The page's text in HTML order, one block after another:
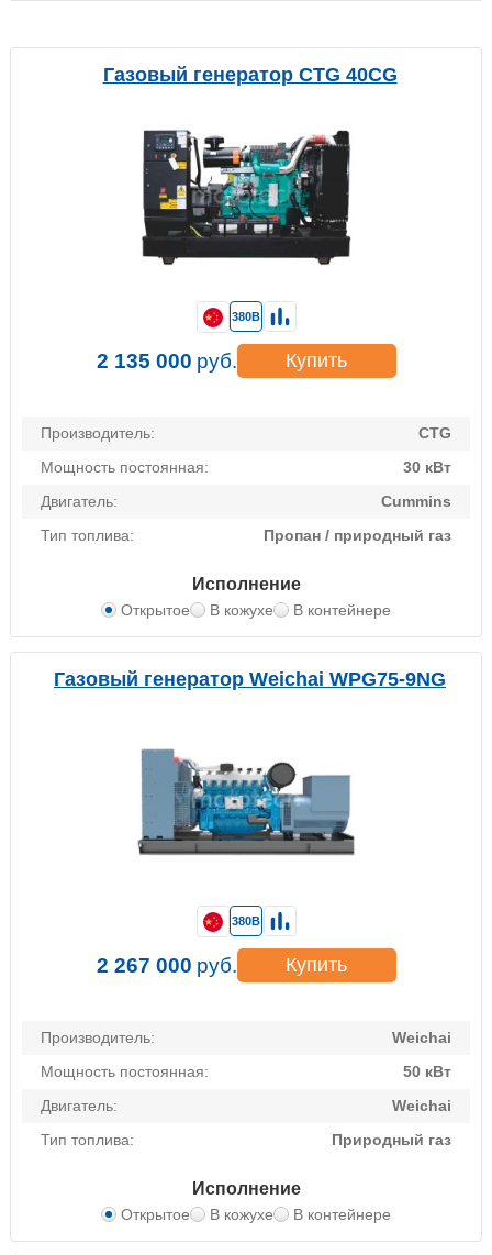
Газовый генератор CTG 40CG
Производитель:
CTG
Мощность постоянная:
30 кВт
Двигатель:
Cummins
Тип топлива:
Пропан / природный газ
Исполнение
Открытое В кожухе В контейнере
380В
2 135 000 руб. Купить
Газовый генератор Weichai WPG75-9NG
Производитель:
Weichai
Мощность постоянная:
50 кВт
Двигатель:
Weichai
Тип топлива:
Природный газ
Исполнение
Открытое В кожухе В контейнере
380В
2 267 000 руб. Купить